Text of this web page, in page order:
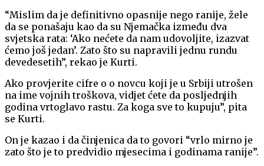
“Mislim da je definitivno opasnije nego ranije, žele
da se ponašaju kao da su Njemačka između dva
svjetska rata: ‘Ako nećete da nam udovoljite, izazvat
ćemo još jedan’. Zato što su napravili jednu rundu
devedesetih”, rekao je Kurti.
Ako provjerite cifre o o novcu koji je u Srbiji utrošen
na ime vojnih troškova, vidjet ćete da posljednjih
godina vrtoglavo rastu. Za koga sve to kupuju”, pita
se Kurti.
On je kazao i da činjenica da to govori “vrlo mirno je
zato što je to predvidio mjesecima i godinama ranije”.